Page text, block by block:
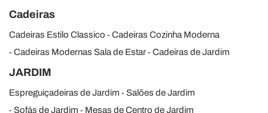
Cadeiras
Cadeiras Estilo Classico
Cadeiras Cozinha Moderna
Cadeiras Modernas Sala de Estar
Cadeiras de Jardim
JARDIM
Espreguiçadeiras de Jardim
Salões de Jardim
Sofás de Jardim
Mesas de Centro de Jardim